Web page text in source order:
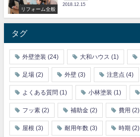
リフォーム全般
2018.12.15
タグ
外壁塗装 (24) 大和ハウス (1)
足場 (2) 外壁 (3) 注意点 (4)
よくある質問 (1) 小林塗装 (1)
フッ素 (2) 補助金 (2) 費用 (2)
屋根 (3) 耐用年数 (3) 時期 (2)